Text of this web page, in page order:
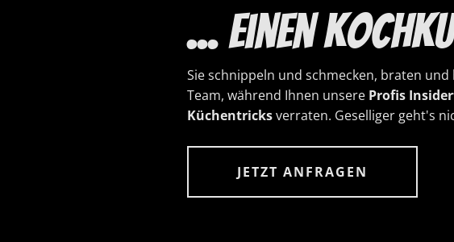
... einen
Sie schnippeln und schmecken, braten
Team, während Ihnen unsere Profis
Küchentricksverraten. Geselliger geht's
JETZT ANFRAGEN